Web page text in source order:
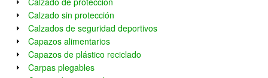
Calzado sin protección
Calzados de seguridad deportivos
Capazos alimentarios
Capazos de plástico reciclado
Carpas plegables